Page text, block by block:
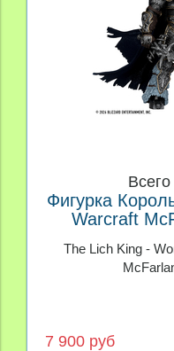
Фигурка
Warcraft
The Lich King -
7 900 руб